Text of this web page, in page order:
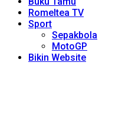
Romeltea TV
Sport
Sepakbola
MotoGP
Bikin Website